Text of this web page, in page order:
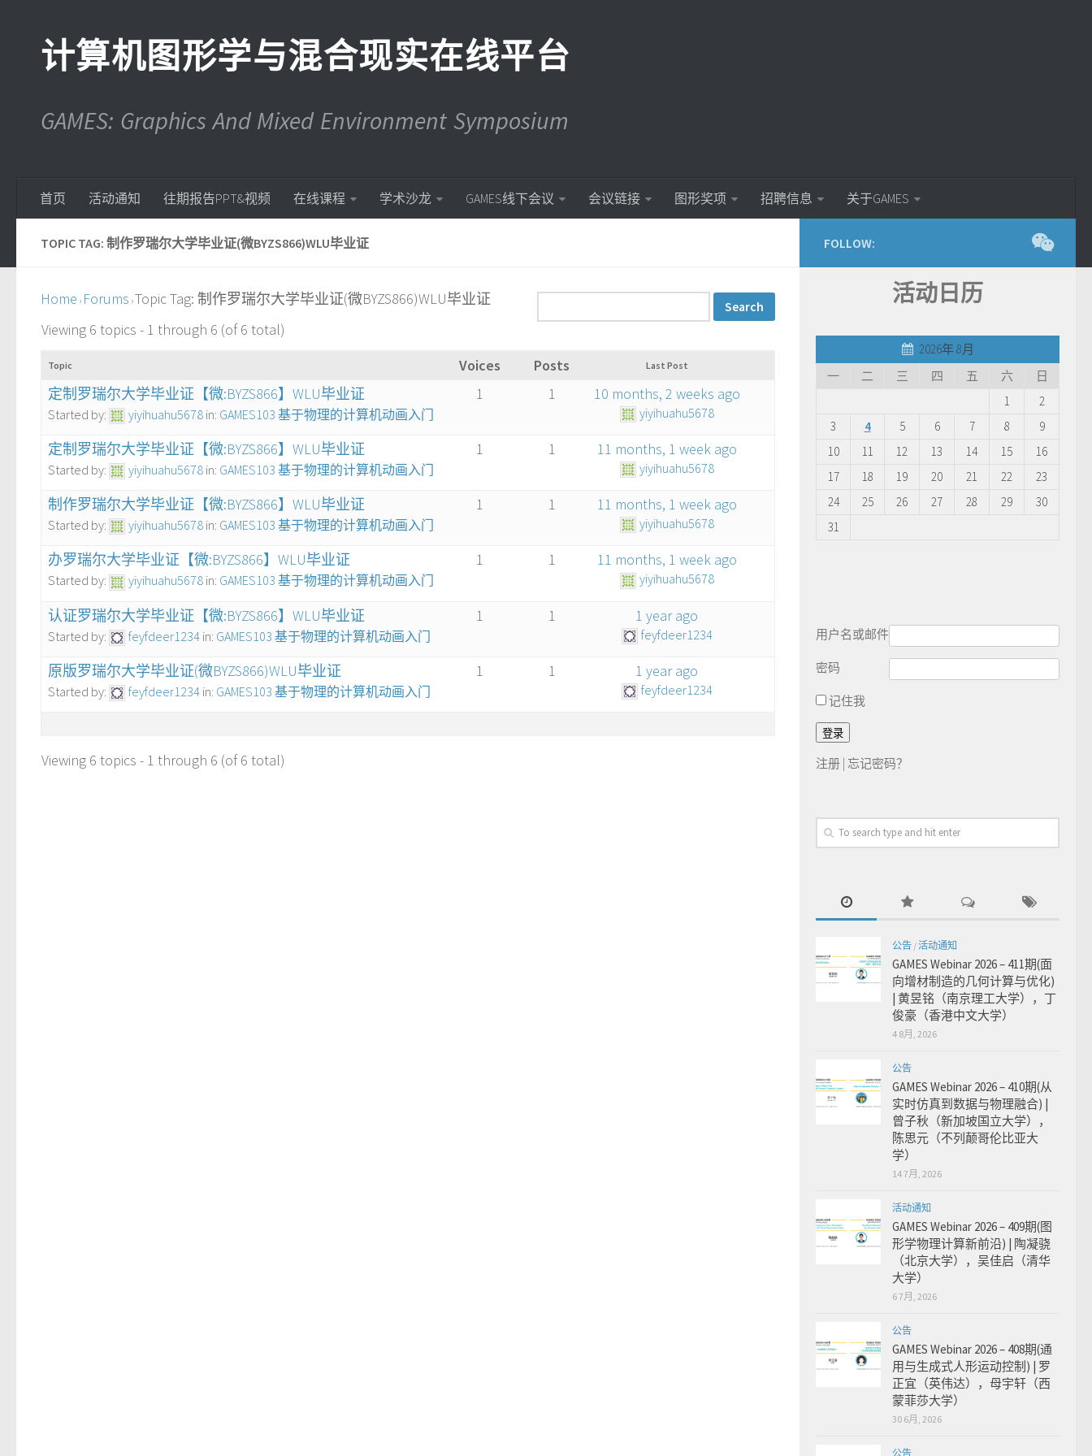
计算机图形学与混合现实在线平台
GAMES: Graphics And Mixed Environment Symposium
首页 活动通知 往期报告PPT&视频 在线课程 学术沙龙 GAMES线下会议 会议链接 图形奖项 招聘信息 关于GAMES
TOPIC TAG: 制作罗瑞尔大学毕业证(微BYZS866)WLU毕业证
Home › Forums ›Topic Tag: 制作罗瑞尔大学毕业证(微BYZS866)WLU毕业证
Viewing 6 topics - 1 through 6 (of 6 total)
Topic Voices Posts Last Post
定制罗瑞尔大学毕业证【微:BYZS866】WLU毕业证
Started by: yiyihuahu5678 in: GAMES103 基于物理的计算机动画入门
1 1 10 months, 2 weeks ago
yiyihuahu5678
定制罗瑞尔大学毕业证【微:BYZS866】WLU毕业证
Started by: yiyihuahu5678 in: GAMES103 基于物理的计算机动画入门
1 1 11 months, 1 week ago
yiyihuahu5678
制作罗瑞尔大学毕业证【微:BYZS866】WLU毕业证
Started by: yiyihuahu5678 in: GAMES103 基于物理的计算机动画入门
1 1 11 months, 1 week ago
yiyihuahu5678
办罗瑞尔大学毕业证【微:BYZS866】WLU毕业证
Started by: yiyihuahu5678 in: GAMES103 基于物理的计算机动画入门
1 1 11 months, 1 week ago
yiyihuahu5678
认证罗瑞尔大学毕业证【微:BYZS866】WLU毕业证
Started by: feyfdeer1234 in: GAMES103 基于物理的计算机动画入门
1 1 1 year ago
feyfdeer1234
原版罗瑞尔大学毕业证(微BYZS866)WLU毕业证
Started by: feyfdeer1234 in: GAMES103 基于物理的计算机动画入门
1 1 1 year ago
feyfdeer1234
Viewing 6 topics - 1 through 6 (of 6 total)
FOLLOW:
活动日历
2026年 8月
一
二 三 四 五 六
日
1
2
3
4 5 6 7 8
9
10
11 12 13 14 15
16
17
18 19 20 21 22
23
24
25 26 27 28 29
30
31
用户名或邮件
密码
记住我
注册 | 忘记密码？
公告 /活动通知
GAMES Webinar 2026 – 411期(面
向增材制造的几何计算与优化)
| 黄昱铭（南京理工大学），丁
俊豪（香港中文大学）
4 8月, 2026
公告
GAMES Webinar 2026 – 410期(从
实时仿真到数据与物理融合) |
曾子秋（新加坡国立大学），
陈思元（不列颠哥伦比亚大
学）
14 7月, 2026
活动通知
GAMES Webinar 2026 – 409期(图
形学物理计算新前沿) | 陶凝骁
（北京大学），吴佳启（清华
大学）
6 7月, 2026
公告
GAMES Webinar 2026 – 408期(通
用与生成式人形运动控制) | 罗
正宜（英伟达），母宇轩（西
蒙菲莎大学）
30 6月, 2026
公告